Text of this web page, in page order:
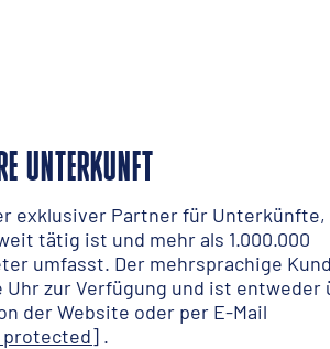
UNTERKUNFT
exklusiver Partner für
tätig ist und mehr als 1.000.000
umfasst. Der mehrsprachige
zur Verfügung und ist entweder
der Website oder per E-Mail
protected] .